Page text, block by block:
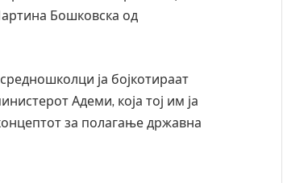
Бошковска од
ја бојкотираат
Адеми, која тој им ја
за полагање државна